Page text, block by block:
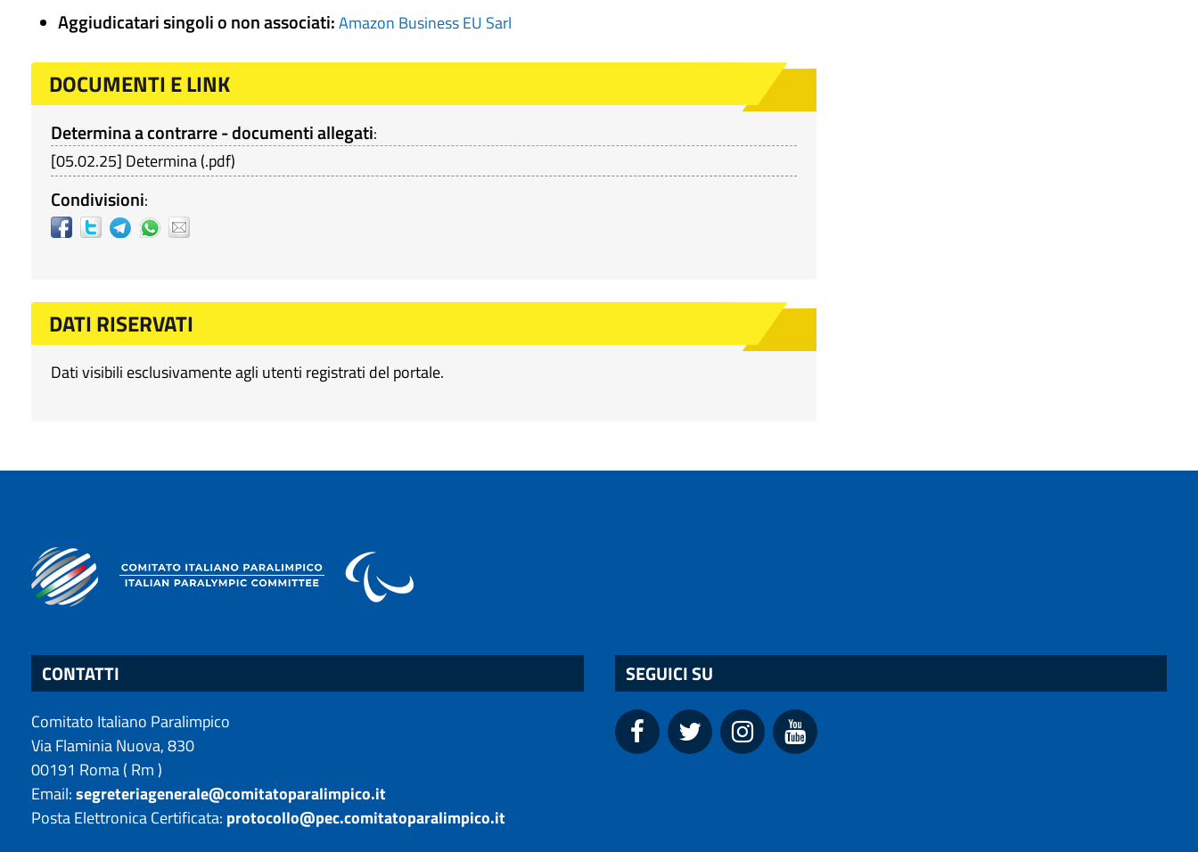
Aggiudicatari singoli o non associati:Amazon Business EU Sarl
DOCUMENTI E LINK
Determina a contrarre - documenti allegati:
[05.02.25] Determina(.pdf)
Condivisioni:
DATI RISERVATI
Dati visibili esclusivamente agli utenti registrati del portale.
CONTATTI
Comitato Italiano Paralimpico
Via Flaminia Nuova, 830
00191 Roma( Rm)
Email:segreteriagenerale@comitatoparalimpico.it
Posta Elettronica Certificata: protocollo@pec.comitatoparalimpico.it
SEGUICI SU